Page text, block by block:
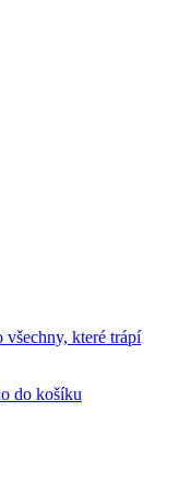
které trápí
do košíku